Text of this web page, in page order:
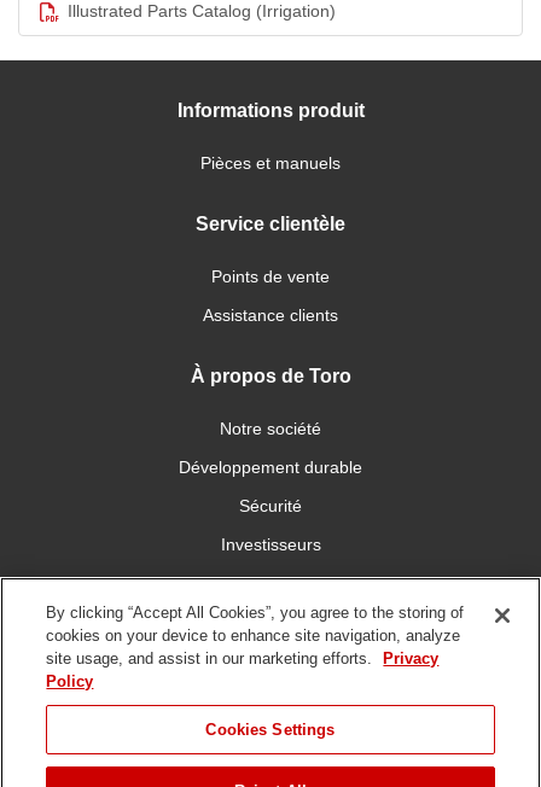
Illustrated Parts Catalog (Irrigation)
Informations produit
Pièces et manuels
Service clientèle
Points de vente
Assistance clients
À propos de Toro
Notre société
Développement durable
Sécurité
Investisseurs
Carrières
Connectez-vous avec nous
By clicking “Accept All Cookies”, you agree to the storing of
cookies on your device to enhance site navigation, analyze
site usage, and assist in our marketing efforts.
Privacy
Policy
Cookies Settings